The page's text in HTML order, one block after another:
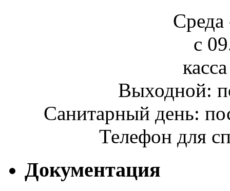
Среда
с
Выходной:
Санитарный день:
Телефон для
Документация